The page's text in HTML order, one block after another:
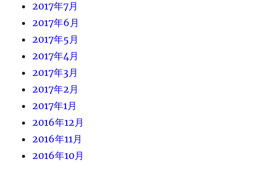
2017年7月
2017年6月
2017年5月
2017年4月
2017年3月
2017年2月
2017年1月
2016年12月
2016年11月
2016年10月